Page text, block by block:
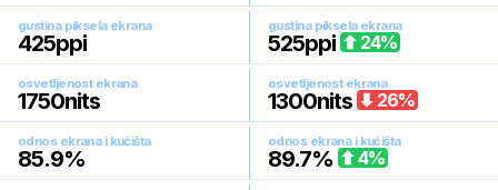
gustina piksela ekrana
425ppi
gustina piksela ekrana
525ppi 24%
osvetljenost ekrana
1750nits
osvetljenost ekrana
1300nits 26%
odnos ekrana i kućišta
85.9%
odnos ekrana i kućišta
89.7% 4%